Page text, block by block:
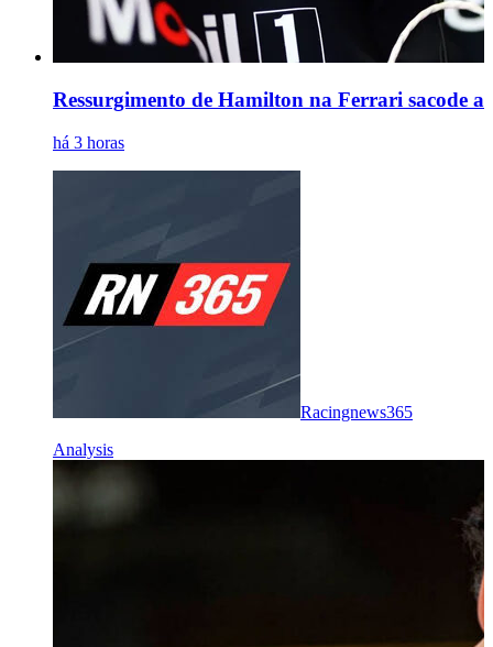
Ressurgimento de Hamilton na Ferrari sacode
há 3 horas
Racingnews365
Analysis